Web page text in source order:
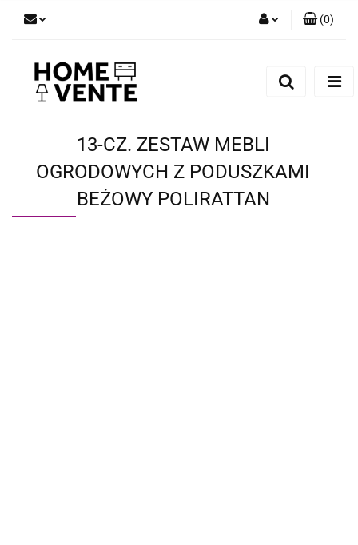
(0)
13-CZ. ZESTAW MEBLI
OGRODOWYCH Z PODUSZKAMI
BEŻOWY POLIRATTAN